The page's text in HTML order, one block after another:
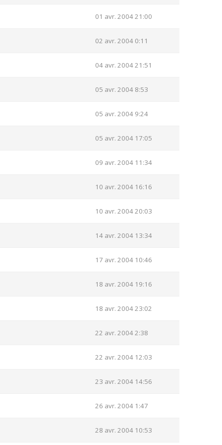
01 avr. 2004 21:00
02 avr. 2004 0:11
04 avr. 2004 21:51
05 avr. 2004 8:53
05 avr. 2004 9:24
05 avr. 2004 17:05
09 avr. 2004 11:34
10 avr. 2004 16:16
10 avr. 2004 20:03
14 avr. 2004 13:34
17 avr. 2004 10:46
18 avr. 2004 19:16
18 avr. 2004 23:02
22 avr. 2004 2:38
22 avr. 2004 12:03
23 avr. 2004 14:56
26 avr. 2004 1:47
28 avr. 2004 10:53